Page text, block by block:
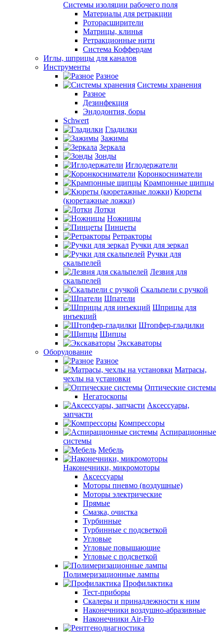
Системы изоляции рабочего поля
Материалы для ретракции
Роторасширители
Матрицы, клинья
Ретракционные нити
Система Коффердам
Иглы, шприцы для каналов
Инструменты
Разное
Системы хранения
Разное
Дезинфекция
Эндодонтия, боры
Schwert
Гладилки
Зажимы
Зеркала
Зонды
Иглодержатели
Коронкосниматели
Крампонные щипцы
Кюреты
(кюретажные ложки)
Лотки
Ножницы
Пинцеты
Ретракторы
Ручки для зеркал
Ручки для
скальпелей
Лезвия для
скальпелей
Скальпели с ручкой
Шпатели
Шприцы для
инъекций
Штопфер-гладилки
Щипцы
Экскаваторы
Оборудование
Разное
Матрасы,
чехлы на установки
Оптические системы
Негатоскопы
Аксессуары,
запчасти
Компрессоры
Аспирационные
системы
Мебель
Наконечники, микромоторы
Аксессуары
Моторы пневмо (воздушные)
Моторы электрические
Прямые
Смазка, очистка
Турбинные
Турбинные с подсветкой
Угловые
Угловые повышающие
Угловые с подсветкой
Полимеризационные лампы
Профилактика
Тест-приборы
Скалеры и принадлежности к ним
Наконечники воздушно-абразивные
Наконечники Air-Flo